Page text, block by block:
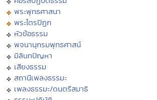
พระพุทธศาสนา
พระไตรปิฏก
หัวข้อธรรม
พจนานุกรมพุทธศาสน์
มิลินทปัญหา
เสียงธรรม
สถานีเพลงธรรมะ
เพลงธรรมะ/ดนตรีสมาธิ